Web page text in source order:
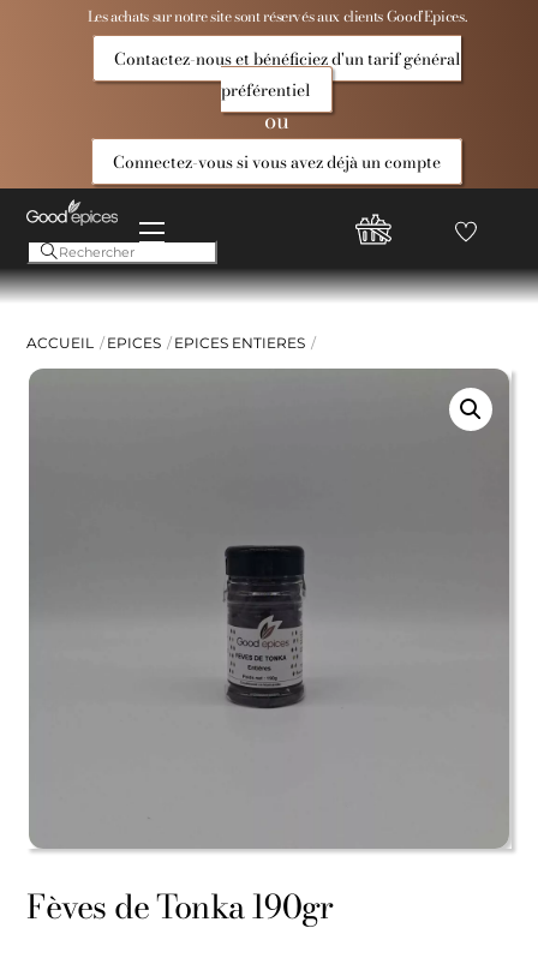
Les achats sur notre site sont réservés aux clients Good’Epices.
Contactez-nous et bénéficiez d'un tarif général
préférentiel
ou
Connectez-vous si vous avez déjà un compte
Menu
Compte
Good
Favoris
ACCUEIL EPICES EPICES ENTIERES
Fèves de Tonka 190gr